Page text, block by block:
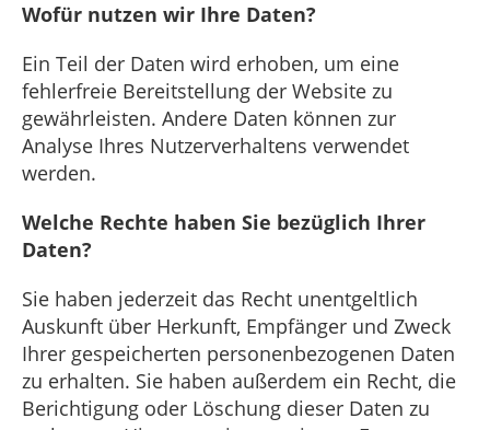
Wofür nutzen wir Ihre Daten?
Ein Teil der Daten wird erhoben, um eine
fehlerfreie Bereitstellung der Website zu
gewährleisten. Andere Daten können zur
Analyse Ihres Nutzerverhaltens verwendet
werden.
Welche Rechte haben Sie bezüglich Ihrer
Daten?
Sie haben jederzeit das Recht unentgeltlich
Auskunft über Herkunft, Empfänger und Zweck
Ihrer gespeicherten personenbezogenen Daten
zu erhalten. Sie haben außerdem ein Recht, die
Berichtigung oder Löschung dieser Daten zu